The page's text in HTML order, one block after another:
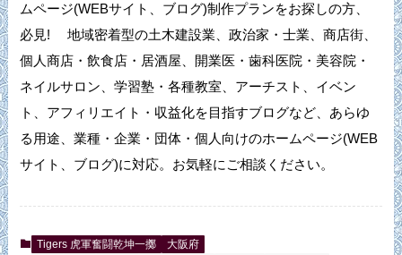
ムページ(WEBサイト、ブログ)制作プランをお探しの方、
必見! 地域密着型の土木建設業、政治家・士業、商店街、
個人商店・飲食店・居酒屋、開業医・歯科医院・美容院・
ネイルサロン、学習塾・各種教室、アーチスト、イベン
ト、アフィリエイト・収益化を目指すブログなど、あらゆ
る用途、業種・企業・団体・個人向けのホームページ(WEB
サイト、ブログ)に対応。お気軽にご相談ください。
Tigers 虎軍奮闘乾坤一擲
大阪府